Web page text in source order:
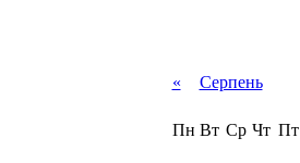
« Серпень
Пн Вт Ср Чт Пт